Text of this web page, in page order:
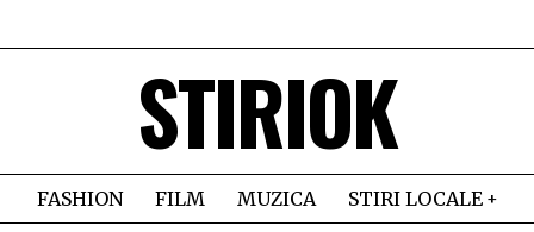
STIRIOK
FASHION FILM MUZICA STIRI LOCALE